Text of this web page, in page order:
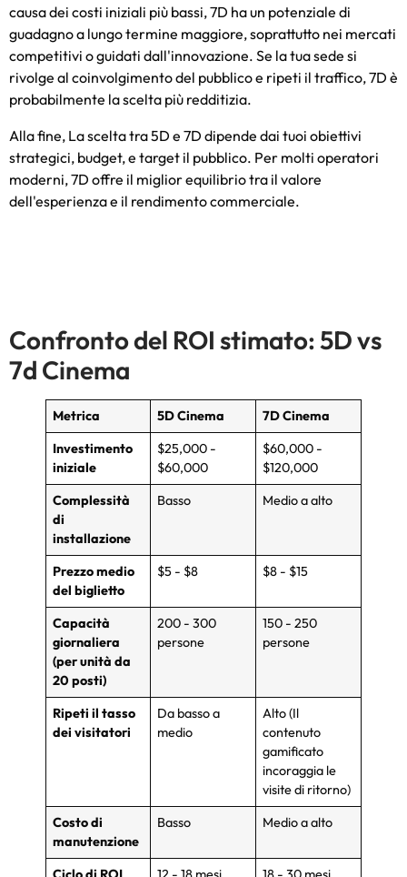
causa dei costi iniziali più bassi, 7D ha un potenziale di
guadagno a lungo termine maggiore, soprattutto nei mercati
competitivi o guidati dall'innovazione. Se la tua sede si
rivolge al coinvolgimento del pubblico e ripeti il ​​traffico, 7D è
probabilmente la scelta più redditizia.
Alla fine, La scelta tra 5D e 7D dipende dai tuoi obiettivi
strategici, budget, e target il pubblico. Per molti operatori
moderni, 7D offre il miglior equilibrio tra il valore
dell'esperienza e il rendimento commerciale.
Confronto del ROI stimato: 5D vs
7d Cinema
Metrica 5D Cinema
7D Cinema
Investimento
iniziale
$25,000 -
$60,000
$60,000 -
$120,000
Complessità
di
installazione
Basso Medio a alto
Prezzo medio
del biglietto
$5 - $8 $8 - $15
Capacità
giornaliera
(per unità da
20 posti)
200 - 300
persone
150 - 250
persone
Ripeti il ​​tasso
dei visitatori
Da basso a
medio
Alto (Il
contenuto
gamificato
incoraggia le
visite di ritorno)
Costo di
manutenzione
Basso Medio a alto